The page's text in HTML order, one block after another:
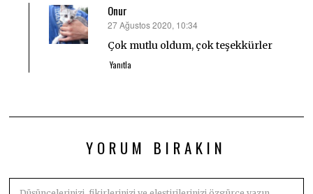
Onur
dedi
ki:
27 Ağustos 2020, 10:34
Çok mutlu oldum, çok teşekkürler
Yanıtla
YORUM BIRAKIN